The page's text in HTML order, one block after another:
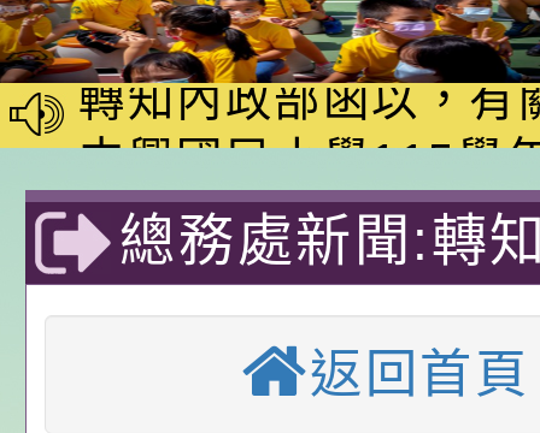
桃園市政府家庭教育
家8月課程資訊」、
電影營」、「祖孫樂
「愛『原原』不絕-
樂會」、「邁向下一
列講座及成長團體」
轉知內政部函以，有
員會函釋公務員留職
赴陸應申請許可一案
中興國民小學115學
期第1次第7-9招代課
甄選公告
本校「115學年度國
校課程計畫」核定一
轉知教育部國民及學
辦理「115年度教育
前教育署辦理性別
公告:桃園市政府腸
施問答集
轉知:桃園市交通局
總務處新聞:轉
理「家庭節水
達人」抽獎活
返回首頁